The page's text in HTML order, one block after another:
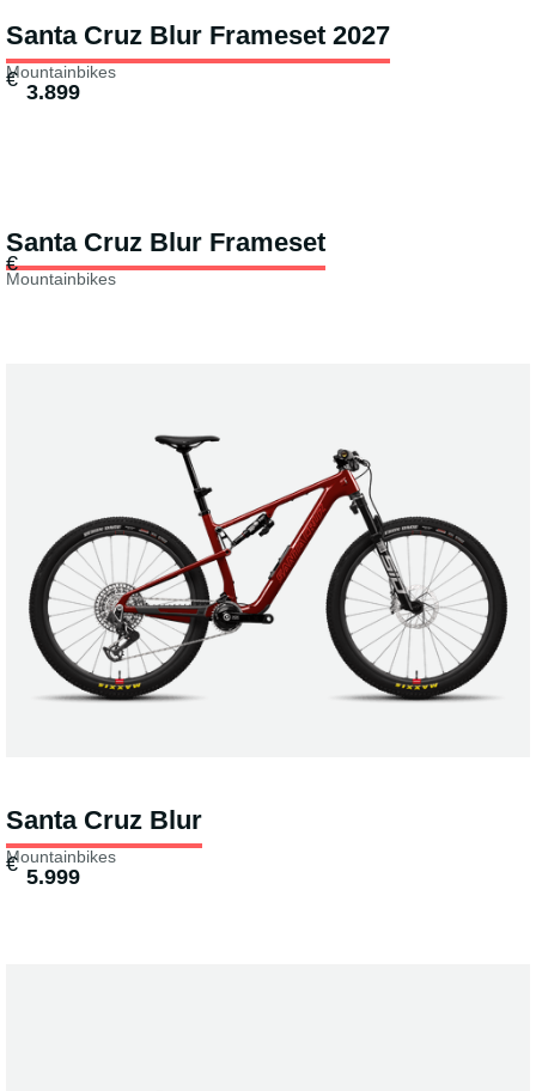
Santa Cruz Blur Frameset 2027
Mountainbikes
3.899
€
Santa Cruz Blur Frameset
Mountainbikes
€
Santa Cruz Blur
Mountainbikes
5.999
€